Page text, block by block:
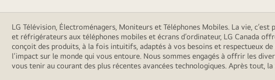
LG Télévision, Électroménagers, Moniteurs et Téléphones Mobiles. La vie,
et réfrigérateurs aux téléphones mobiles et écrans d’ordinateur, LG Canada
conçoit des produits, à la fois intuitifs, adaptés à vos besoins et respectueux
l’impact sur le monde qui vous entoure. Nous sommes engagés à offrir les
vous tenir au courant des plus récentes avancées technologiques. Après tout,